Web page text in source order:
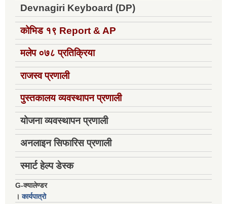
Devnagiri Keyboard (DP)
कोभिड १९ Report & AP
मलेप ०७८ प्रतिक्रिया
राजस्व प्रणाली
पुस्तकालय व्यवस्थापन प्रणाली
योजना व्यवस्थापन प्रणाली
अनलाइन सिफारिस प्रणाली
स्मार्ट हेल्प डेस्क
G-क्यालेण्डर
।कार्यपात्रो